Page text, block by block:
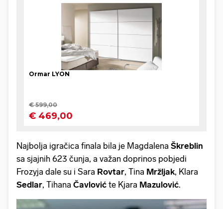
Najbolja igračica finala bila je Magdalena Škreblin
sa sjajnih 623 čunja, a važan doprinos pobjedi
Frozyja dale su i Sara Rovtar, Tina Mržljak, Klara
Sedlar, Tihana Čavlović te Kjara Mazulović.